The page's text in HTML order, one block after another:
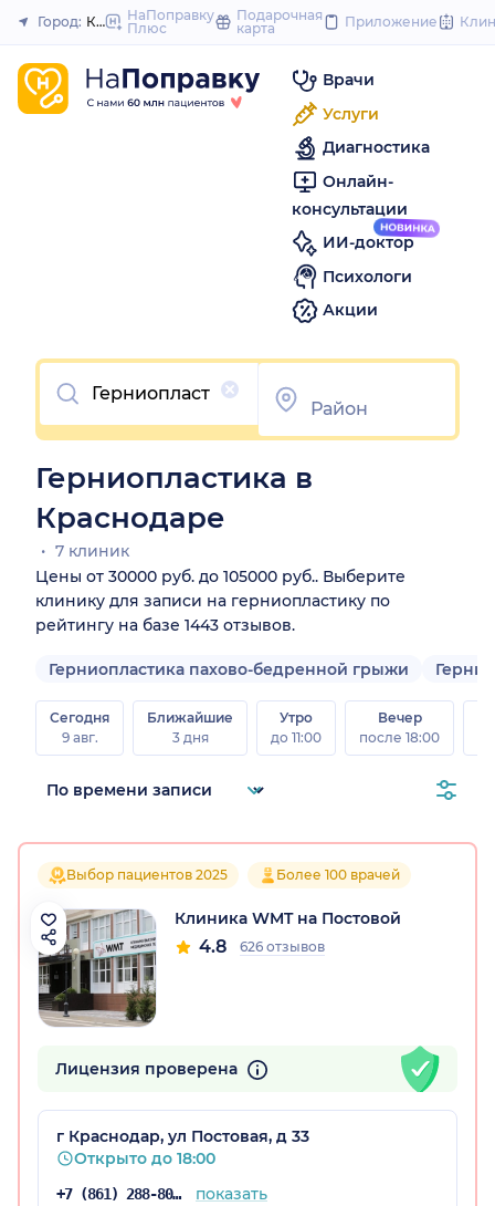
to
Закрыть
Город: КраснодарНаПоправку
Плюс
Подарочная
карта
Приложение
Врачи
Услуги
Диагностика
Онлайн-
консультации
ИИ-доктор
Психологи
Акции
Очистить
Герниопластика в
Краснодаре
7 клиник
Цены от 30000 руб. до 105000 руб.. Выберите
клинику для записи на герниопластику по
рейтингу на базе 1443 отзывов.
Герниопластика пахово-бедренной грыжи
Сегодня
9 авг.
Ближайшие
3 дня
Утро
до 11:00
Вечер
после 18:00
Выбор пациентов 2025 Более 100 врачей
Клиника WMT на Постовой
4.8 626 отзывов
Лицензия проверена
г Краснодар, ул Постовая, д 33
Открыто до 18:00
+7 (861) 288-80-76 показать